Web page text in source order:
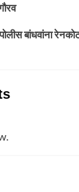
पोलीस बांधवांना